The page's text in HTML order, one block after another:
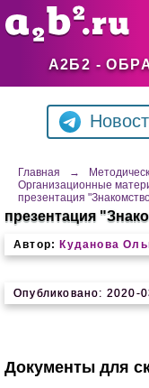
А2Б2 -
Главная →
Организационные
презентация
презентация
Автор: Куданова
Опубликовано: 2020-
Документы для